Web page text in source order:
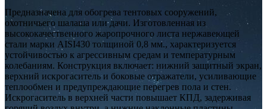
Предназначена для обогрева тентовых сооружений,
охотничьего шалаша или дачи. Изготовленная из
высококачественного жаропрочного листа нержавеющей
стали марки AISI430 толщиной 0,8 мм., характеризуется
устойчивостью к агрессивным средам и температурным
колебаниям. Конструкция включает: нижний защитный экран,
верхний искрогаситель и боковые отражатели, усиливающие
теплообмен и предупреждающие перегрев пола и стен.
Искрогаситель в верхней части повышает КПД, задерживая